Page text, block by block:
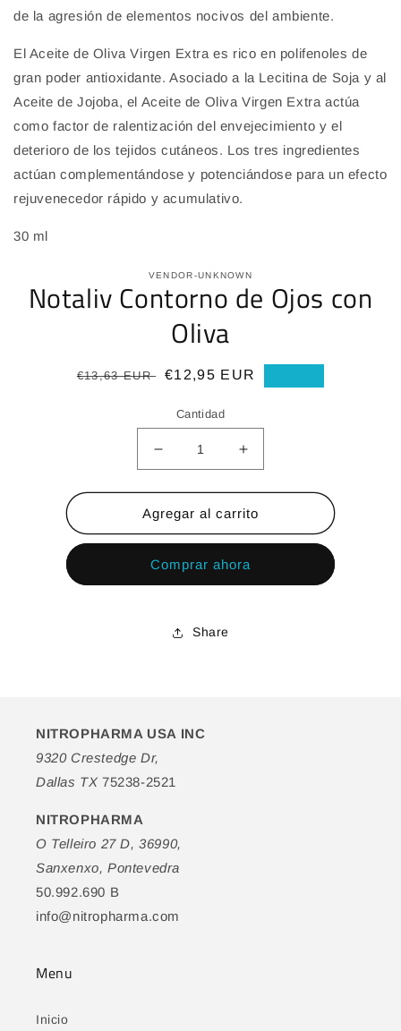
de la agresión de elementos nocivos del ambiente.
El Aceite de Oliva Virgen Extra es rico en polifenoles de
gran poder antioxidante. Asociado a la Lecitina de Soja y al
Aceite de Jojoba, el Aceite de Oliva Virgen Extra actúa
como factor de ralentización del envejecimiento y el
deterioro de los tejidos cutáneos. Los tres ingredientes
actúan complementándose y potenciándose para un efecto
rejuvenecedor rápido y acumulativo.
30 ml
VENDOR-UNKNOWN
Notaliv Contorno de Ojos con
Oliva
Precio
€13,63 EUR
Precio
oferta
€12,95 EUR
Cantidad
Reducir
cantidad
para
Notaliv
Contorno
Ojos
con
Aumentar
cantidad
para
Notaliv
Contorno
Ojos
con
Agregar al carrito
Comprar ahora
Share
NITROPHARMA USA INC
9320 Crestedge Dr,
Dallas TX 75238-2521
NITROPHARMA
O Telleiro 27 D, 36990,
Sanxenxo, Pontevedra
50.992.690 B
info@nitropharma.com
Menu
Inicio